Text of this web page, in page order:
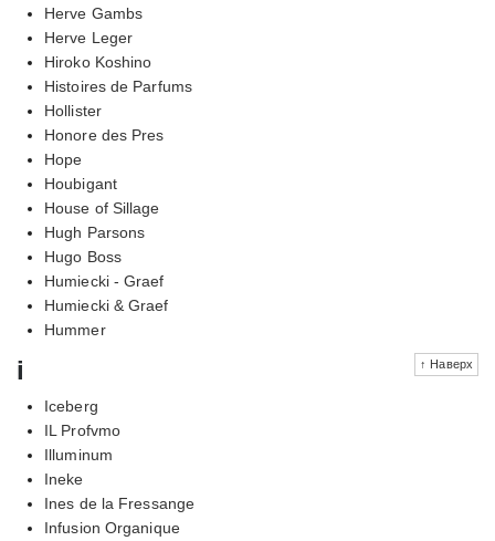
Herve Gambs
Herve Leger
Hiroko Koshino
Histoires de Parfums
Hollister
Honore des Pres
Hope
Houbigant
House of Sillage
Hugh Parsons
Hugo Boss
Humiecki - Graef
Humiecki & Graef
Hummer
↑ Наверх
i
Iceberg
IL Profvmo
Illuminum
Ineke
Ines de la Fressange
Infusion Organique